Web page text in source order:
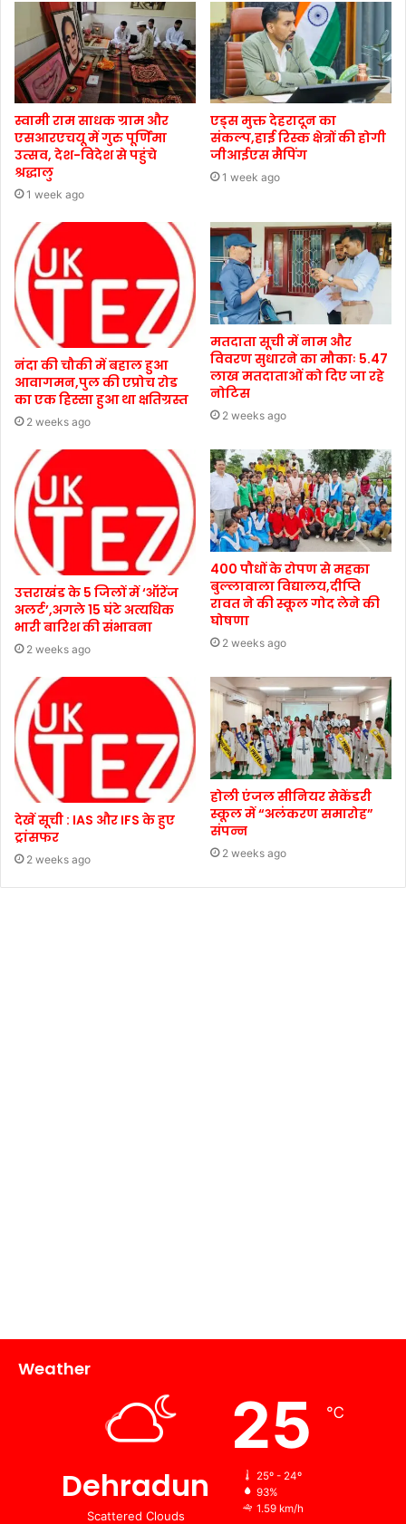
स्वामी राम साधक ग्राम और
एसआरएचयू में गुरु पूर्णिमा
उत्सव, देश-विदेश से पहुंचे
श्रद्धालु
1 week ago
एड्स मुक्त देहरादून का
संकल्प,हाई रिस्क क्षेत्रों की होगी
जीआईएस मैपिंग
1 week ago
नंदा की चौकी में बहाल हुआ
आवागमन,पुल की एप्रोच रोड
का एक हिस्सा हुआ था क्षतिग्रस्त
2 weeks ago
मतदाता सूची में नाम और
विवरण सुधारने का मौकाः 5.47
लाख मतदाताओं को दिए जा रहे
नोटिस
2 weeks ago
उत्तराखंड के 5 जिलों में ‘ऑरेंज
अलर्ट’,अगले 15 घंटे अत्यधिक
भारी बारिश की संभावना
2 weeks ago
400 पौधों के रोपण से महका
बुल्लावाला विद्यालय,दीप्ति
रावत ने की स्कूल गोद लेने की
घोषणा
2 weeks ago
देखें सूची : IAS और IFS के हुए
ट्रांसफर
2 weeks ago
होली एंजल सीनियर सेकेंडरी
स्कूल में “अलंकरण समारोह”
संपन्न
2 weeks ago
Weather
Dehradun
Scattered Clouds
25 ℃
25º - 24º
93%
1.59 km/h